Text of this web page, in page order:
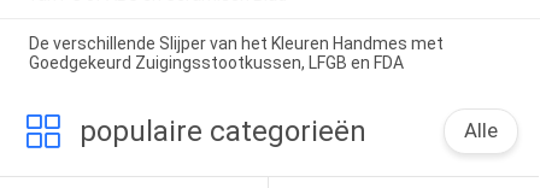
De verschillende Slijper van het Kleuren Handmes met
Goedgekeurd Zuigingsstootkussen, LFGB en FDA
populaire categorieën Alle